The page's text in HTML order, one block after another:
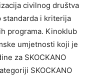
civilnog društva
standarda i kriterija
programa. Kinoklub
umjetnosti koji je
za SKOCKANO
SKOCKANO